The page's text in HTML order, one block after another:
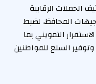
الحملات الرقابية
المحافظ، لضبط
التمويني بما
السلع للمواطنين